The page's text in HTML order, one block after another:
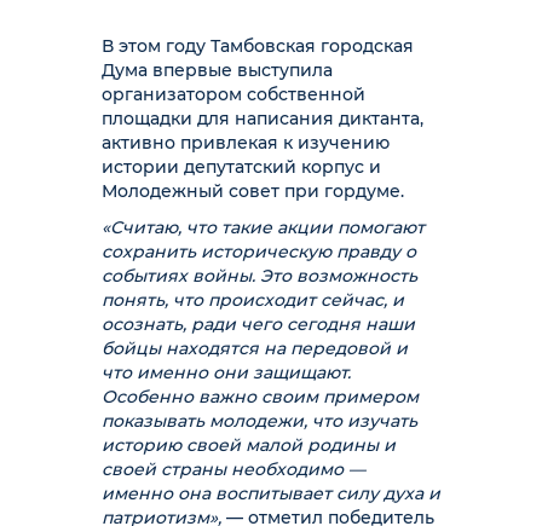
В этом году Тамбовская городская
Дума впервые выступила
организатором собственной
площадки для написания диктанта,
активно привлекая к изучению
истории депутатский корпус и
Молодежный совет при гордуме.
«Считаю, что такие акции помогают
сохранить историческую правду о
событиях войны. Это возможность
понять, что происходит сейчас, и
осознать, ради чего сегодня наши
бойцы находятся на передовой и
что именно они защищают.
Особенно важно своим примером
показывать молодежи, что изучать
историю своей малой родины и
своей страны необходимо —
именно она воспитывает силу духа и
патриотизм», — отметил победитель